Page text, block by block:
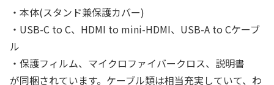
・本体(スタンド兼保護カバー)
・USB-C to C、HDMI to mini-HDMI、USB-A to Cケーブ
ル
・保護フィルム、マイクロファイバークロス、説明書
が同梱されています。ケーブル類は相当充実していて、わ